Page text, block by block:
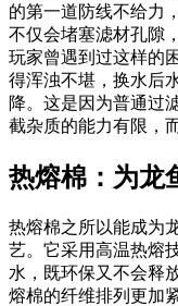
的第一道防线不给力
不仅会堵塞滤材孔隙
玩家曾遇到过这样的
得浑浊不堪，换水后
降。这是因为普通过
截杂质的能力有限，
热熔棉：为龙
热熔棉之所以能成为
艺。它采用高温热熔
水，既环保又不会释
熔棉的纤维排列更加